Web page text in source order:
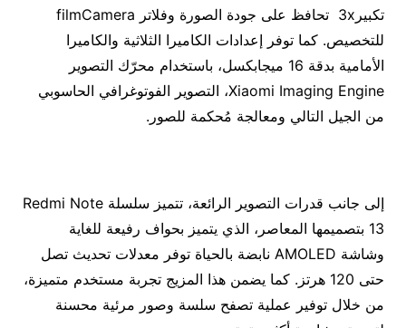
تكبير3x تحافظ على جودة الصورة وفلاتر filmCamera
للتخصيص. كما توفر إعدادات الكاميرا الثلاثية والكاميرا
الأمامية بدقة 16 ميجابكسل، باستخدام محرّك التصوير
Xiaomi Imaging Engine، التصوير الفوتوغرافي الحاسوبي
من الجيل التالي ومعالجة مُحكمة للصور.
إلى جانب قدرات التصوير الرائعة، تتميز سلسلة Redmi Note
13 بتصميمها المعاصر، الذي يتميز بحواف رفيعة للغاية
وشاشة AMOLED نابضة بالحياة توفر معدلات تحديث تصل
حتى 120 هرتز. كما يضمن هذا المزيج تجربة مستخدم متميزة،
من خلال توفير عملية تصفح سلسة وصور مرئية محسنة